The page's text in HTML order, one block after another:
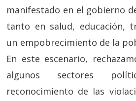
manifestado en el gobierno
tanto en salud, educación,
un empobrecimiento de la
En este escenario,
algunos sectores
reconocimiento de las